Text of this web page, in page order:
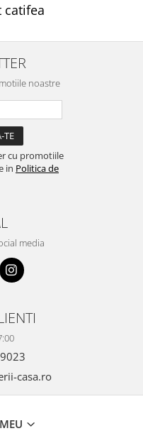
catifea
noastre
cu promotiile
in Politica de
media
casa.ro